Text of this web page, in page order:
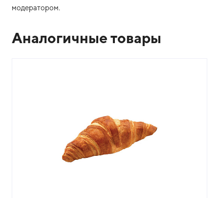
модератором.
Аналогичные товары